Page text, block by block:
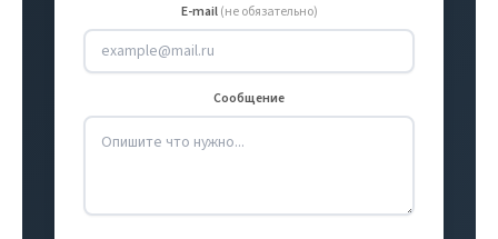
E-mail(не обязательно)
Сообщение